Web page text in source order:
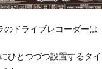
のドライブレコーダーは
ひとつづつ設置するタ